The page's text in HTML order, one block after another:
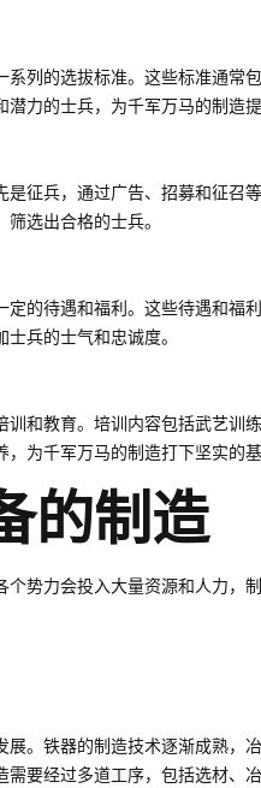
列的选拔标准。这些标准通常
力的士兵，为千军万马的制造提
征兵，通过广告、招募和征召
选出合格的士兵。
的待遇和福利。这些待遇和福
兵的士气和忠诚度。
和教育。培训内容包括武艺训
为千军万马的制造打下坚实的基
的制造
势力会投入大量资源和人力，
。铁器的制造技术逐渐成熟，
要经过多道工序，包括选材、冶